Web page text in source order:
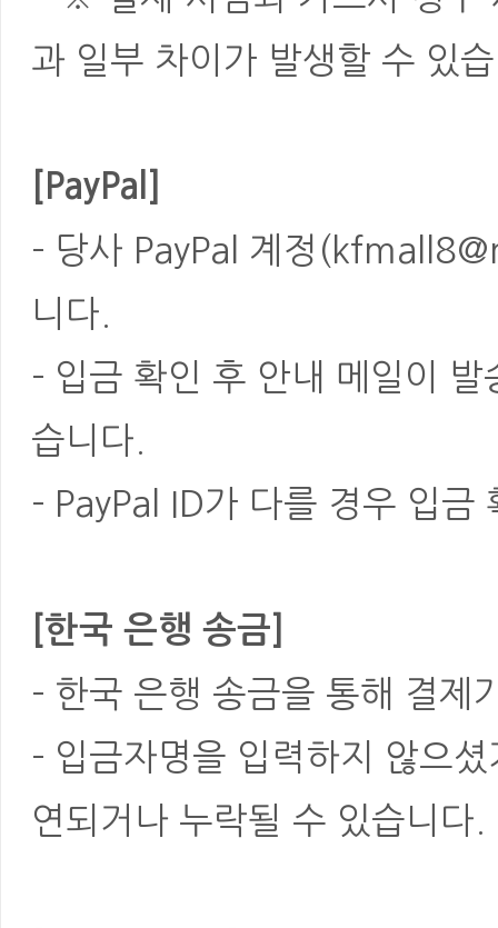
과 일부 차이가 발생할 수 있
[PayPal]
- 당사 PayPal 계정
니다.
- 입금 확인 후 안내 메일이
습니다.
- PayPal ID가 다를 경우 입금
[한국 은행 송금]
- 한국 은행 송금을 통해 결제
- 입금자명을 입력하지 않으
연되거나 누락될 수 있습니다.